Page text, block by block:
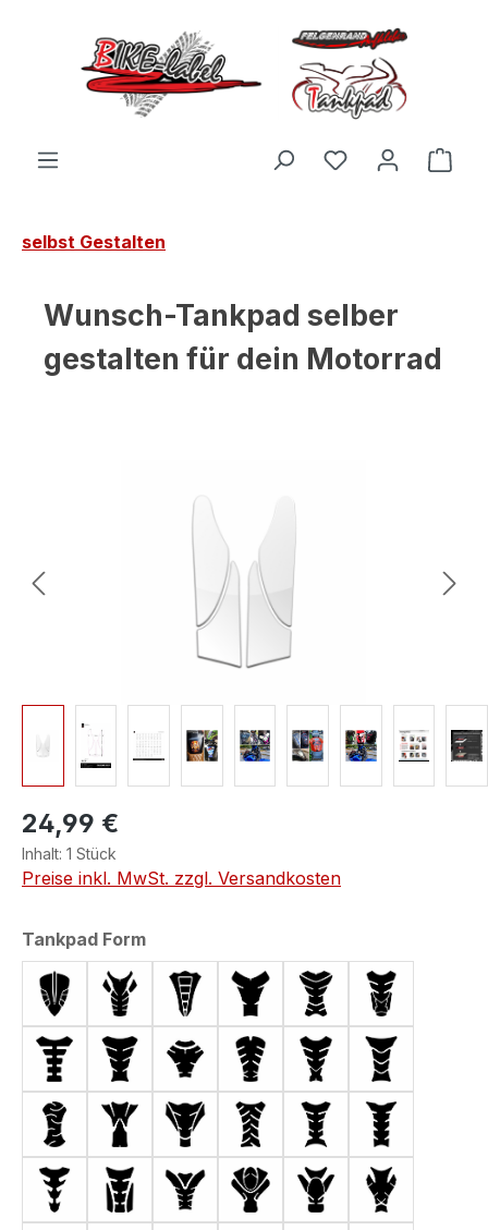
Zum Hauptinhalt springen
Du hast 0
selbst Gestalten
Wunsch-Tankpad selber
gestalten für dein Motorrad
24,99 €
Inhalt: 1 Stück
Preise inkl. MwSt. zzgl. Versandkosten
Tankpad Formauswählen
Form 1 (144,5 x 220 mm)
Form 2 (165 x 220 mm)
Form 3 (156 x 220 mm)
Form 4 (182 x 220 mm)
Form 5 (161 x 220
Form 6 (142
Form 7 (176 x 220 mm)
Form 8 (172 x 220 mm)
Form 9 (177 x 180 mm)
Form 10 (144 x 220 mm)
Form 11 (155 x 220
Form 12
Form 13 (115 x 220 mm)
Form 14 (177 x 220 mm)
Form 15 (190 x 220 mm)
Form 16 (144 x 220 mm)
Form 17 (142 x 220
Form 18
Form 19 (148 x 220 mm)
Form 20 (136 x 220 mm)
Form 21 (190 x 193 mm)
Form 22 (185 x 220 mm)
Form 23 (179 x 220
Form 24